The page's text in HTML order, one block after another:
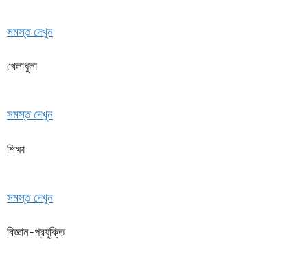
সমস্ত দেখুন
খেলাধুলা
সমস্ত দেখুন
শিক্ষা
সমস্ত দেখুন
বিজ্ঞান-প্রযুক্তি